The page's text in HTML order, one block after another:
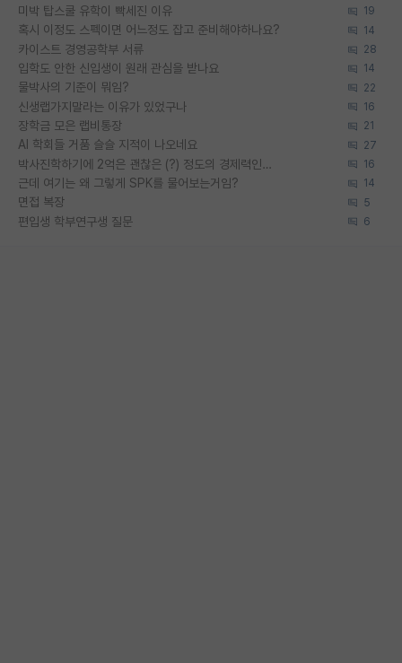
미박 탑스쿨 유학이 빡세진 이유 19
혹시 이정도 스펙이면 어느정도 잡고 준비해야하나요? 14
카이스트 경영공학부 서류 28
입학도 안한 신입생이 원래 관심을 받나요 14
물박사의 기준이 뭐임? 22
신생랩가지말라는 이유가 있었구나 16
장학금 모은 랩비통장 21
AI 학회들 거품 슬슬 지적이 나오네요 27
박사진학하기에 2억은 괜찮은 (?) 정도의 경제력인가요 16
근데 여기는 왜 그렇게 SPK를 물어보는거임? 14
면접 복장 5
편입생 학부연구생 질문 6